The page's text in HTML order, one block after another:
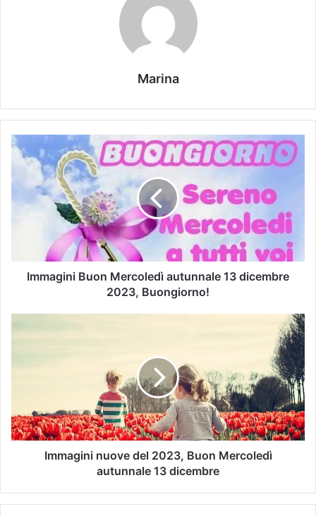
Marina
Immagini Buon Mercoledì autunnale 13 dicembre
2023, Buongiorno!
Immagini nuove del 2023, Buon Mercoledì
autunnale 13 dicembre